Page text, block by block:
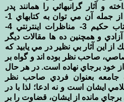
و آثار گرانبهائي را همانند پدر
بزرگوارشان برجاي نهاده كه از جمله آن مي توان به كتابهاي 1-
باراني در كوير سوخته 2- كتاب حكيم 3- مناظرات اينترنتي 4-
تو 5- رساله آزادي و همچنين ده ها مقالات ديگر
از اين آثار بي نظير در مي يابيد كه
صاحب نظر بوده اند و گواه بر
از خود برجاي نهاده است. در هر حال
جامعه بعنوان فردي صاحب نظر
ايشان است و نه ادعا؛ لذا با در
مانده از ايشان، قضاوت را بر